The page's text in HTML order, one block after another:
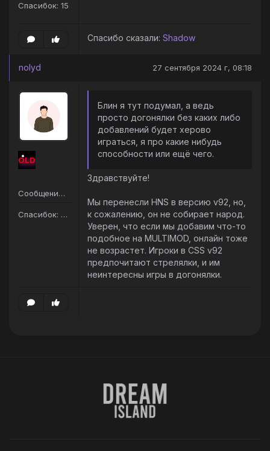
Спасибок: 15
Спасибо сказали: Shadow
nolyd 27 сентября 2024 г, 08:18
OLD
Сообщений: 159
Спасибок: 116
Блин я тут подумал, а ведь
просто догонялки без каких либо
добавлений будет херово
играться, я про какие нибудь
способности или ещё чего.
Здравствуйте!
Мы перенесли HNS в версию v92, но,
к сожалению, он не собирает народ.
Уверен, что если мы добавим что-то
подобное на MULTIMOD, онлайн тоже
не возрастет. Игроки в CSS v92
предпочитают стрелялки, и им
неинтересны игры в догонялки.